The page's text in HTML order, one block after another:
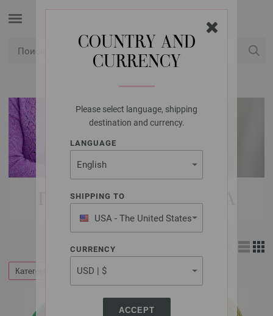
COUNTRY AND
CURRENCY
Please select language, shipping
destination and currency.
LANGUAGE
SHIPPING TO
USA - The United States
of America
CURRENCY
ACCEPT
ПРЯЖА LANA GROSSA
Категории Фильтр по